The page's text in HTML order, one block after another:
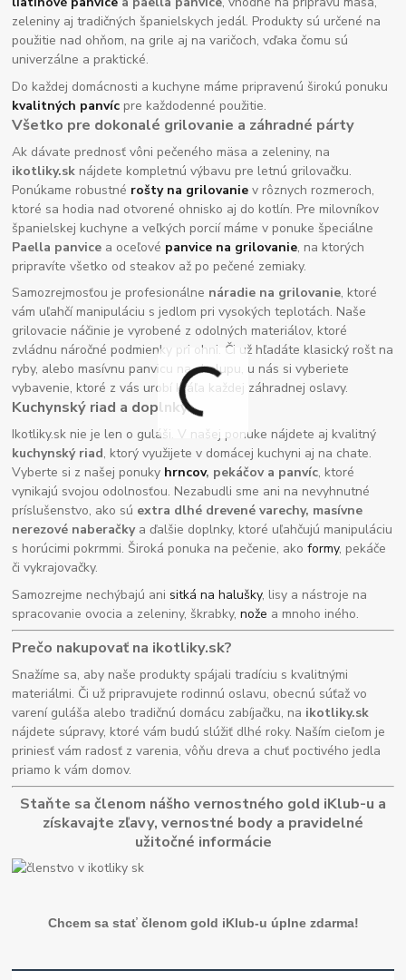
zeleniny aj tradičných španielskych jedál. Produkty sú určené na
použitie nad ohňom, na grile aj na varičoch, vďaka čomu sú
univerzálne a praktické.
Do každej domácnosti a kuchyne máme pripravenú širokú ponuku
kvalitných panvíc pre každodenné použitie.
Všetko pre dokonalé grilovanie a záhradné párty
Ak dávate prednosť vôni pečeného mäsa a zeleniny, na
ikotliky.sk nájdete kompletnú výbavu pre letnú grilovačku.
Ponúkame robustné rošty na grilovanie v rôznych rozmeroch,
ktoré sa hodia nad otvorené ohnisko aj do kotlín. Pre milovníkov
španielskej kuchyne a veľkých porcií máme v ponuke špeciálne
Paella panvice a oceľové panvice na grilovanie, na ktorých
pripravíte všetko od steakov až po pečené zemiaky.
Samozrejmosťou je profesionálne náradie na grilovanie, ktoré
vám uľahčí manipuláciu s jedlom pri vysokých teplotách. Naše
grilovacie náčinie je vyrobené z odolných materiálov, ktoré
zvládnu náročné podmienky pri ohni. Či už hľadáte klasický rošt na
ryby, alebo masívnu panvicu na chalupu, u nás si vyberiete
vybavenie, ktoré z vás urobí kráľa každej záhradnej oslavy.
Kuchynský riad a doplnky
Ikotliky.sk nie je len o guláši. V našej ponuke nájdete aj kvalitný
kuchynský riad, ktorý využijete v domácej kuchyni aj na chate.
Vyberte si z našej ponuky hrncov, pekáčov a panvíc, ktoré
vynikajú svojou odolnosťou. Nezabudli sme ani na nevyhnutné
príslušenstvo, ako sú extra dlhé drevené varechy, masívne
nerezové naberačkya ďalšie doplnky, ktoré uľahčujú manipuláciu
s horúcimi pokrmmi. Široká ponuka na pečenie, akoformy, pekáče
či vykrajovačky.
Samozrejme nechýbajú anisitká na halušky, lisy a nástroje na
spracovanie ovocia a zeleniny, škrabky,nože a mnoho iného.
Prečo nakupovať na ikotliky.sk?
Snažíme sa, aby naše produkty spájali tradíciu s kvalitnými
materiálmi. Či už pripravujete rodinnú oslavu, obecnú súťaž vo
varení guláša alebo tradičnú domácu zabíjačku, na ikotliky.sk
nájdete súpravy, ktoré vám budú slúžiť dlhé roky. Naším cieľom je
priniesť vám radosť z varenia, vôňu dreva a chuť poctivého jedla
priamo k vám domov.
Staňte sa členom nášho vernostného gold iKlub-u a
získavajte zľavy, vernostné body a pravidelné
užitočné informácie
Chcem sa stať členom gold iKlub-u úplne zdarma!